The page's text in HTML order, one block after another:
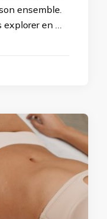
ensemble.
en …